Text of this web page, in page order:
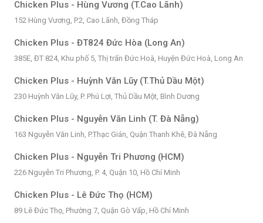
Chicken Plus - Hùng Vương (T.Cao Lãnh)
152 Hùng Vương, P.2, Cao Lãnh, Đồng Tháp
Chicken Plus - ĐT824 Đức Hòa (Long An)
385E, ĐT 824, Khu phố 5, Thị trấn Đức Hoà, Huyện Đức Hoà, Long An
Chicken Plus - Huỳnh Văn Lũy (T.Thủ Dầu Một)
230 Huỳnh Văn Lũy, P. Phú Lợi, Thủ Dầu Một, Bình Dương
Chicken Plus - Nguyễn Văn Linh (T. Đà Nẵng)
163 Nguyễn Văn Linh, P.Thạc Gián, Quận Thanh Khê, Đà Nẵng
Chicken Plus - Nguyễn Tri Phương (HCM)
226 Nguyễn Tri Phương, P. 4, Quận 10, Hồ Chí Minh
Chicken Plus - Lê Đức Thọ (HCM)
89 Lê Đức Thọ, Phường 7, Quận Gò Vấp, Hồ Chí Minh